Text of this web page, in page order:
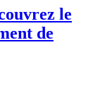
le
de